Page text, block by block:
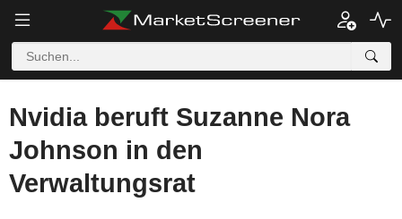
Nvidia beruft Suzanne Nora
Johnson in den
Verwaltungsrat